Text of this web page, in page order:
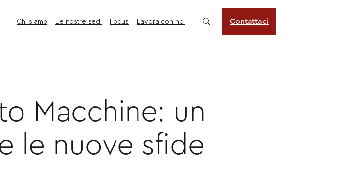
Chi siamo Le nostre sedi Focus Lavora con noi Contattaci
Macchine: un
le nuove sfide